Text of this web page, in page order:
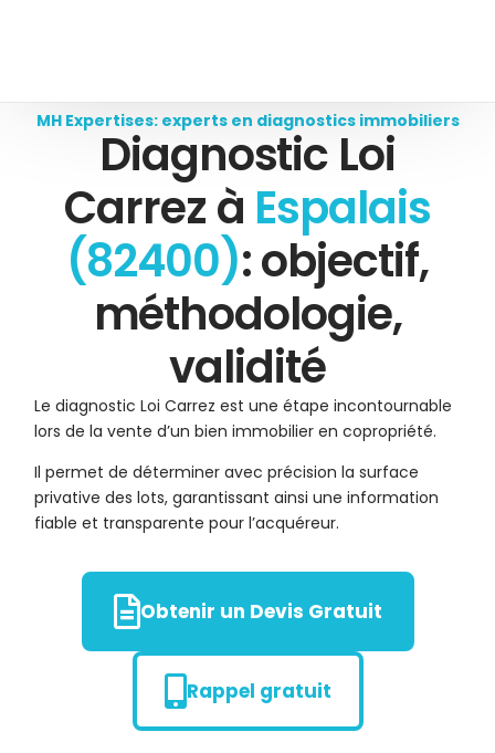
MH Expertises: experts en diagnostics immobiliers
Diagnostic Loi
Carrez à Espalais
(82400): objectif,
méthodologie,
validité
Le diagnostic Loi Carrez est une étape incontournable
lors de la vente d’un bien immobilier en copropriété.
Il permet de déterminer avec précision la surface
privative des lots, garantissant ainsi une information
fiable et transparente pour l’acquéreur.
Obtenir un Devis Gratuit
Rappel gratuit